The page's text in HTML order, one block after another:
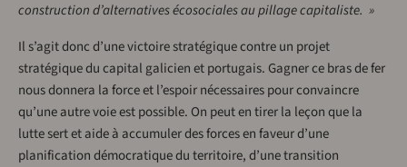
construction d’alternatives écosociales au pillage capitaliste. »
Il s’agit donc d’une victoire stratégique contre un projet
stratégique du capital galicien et portugais. Gagner ce bras de fer
nous donnera la force et l’espoir nécessaires pour convaincre
qu’une autre voie est possible. On peut en tirer la leçon que la
lutte sert et aide à accumuler des forces en faveur d’une
planification démocratique du territoire, d’une transition